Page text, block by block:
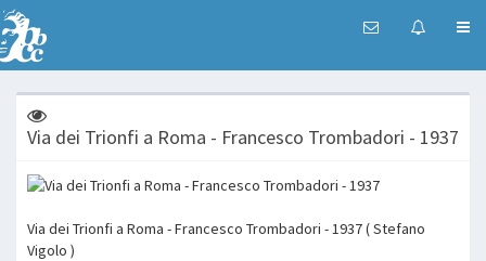
Via dei Trionfi a Roma - Francesco Trombadori - 1937
Via dei Trionfi a Roma - Francesco Trombadori - 1937 ( Stefano
Vigolo )